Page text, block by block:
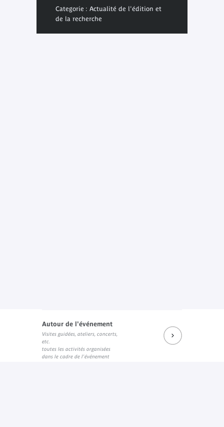
Categorie : Actualité de l'édition et
de la recherche
Autour de l'événement
Visites guidées, ateliers, concerts,
etc.
toutes les activités organisées
dans le cadre de l'événement